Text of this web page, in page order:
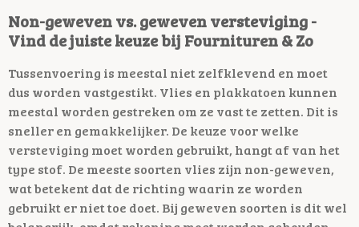
Non-geweven vs. geweven versteviging -
Vind de juiste keuze bij Fournituren & Zo
Tussenvoering is meestal niet zelfklevend en moet
dus worden vastgestikt. Vlies en plakkatoen kunnen
meestal worden gestreken om ze vast te zetten. Dit is
sneller en gemakkelijker. De keuze voor welke
versteviging moet worden gebruikt, hangt af van het
type stof. De meeste soorten vlies zijn non-geweven,
wat betekent dat de richting waarin ze worden
gebruikt er niet toe doet. Bij geweven soorten is dit wel